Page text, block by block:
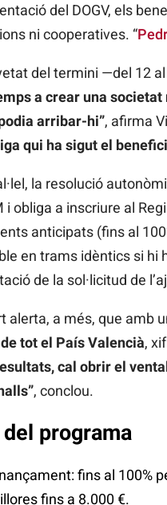
del DOGV, els
ni cooperatives. “
del termini —del 12
a crear una
arribar-hi”, afirma
qui ha sigut el
la resolució
i obliga a inscriure al
anticipats (fins al
en trams idèntics si hi
de la sol·licitud de
alerta, a més, que amb
tot el País Valencià,
cal obrir el
, conclou.
del programa
fins al 100%
fins a 8.000 €.